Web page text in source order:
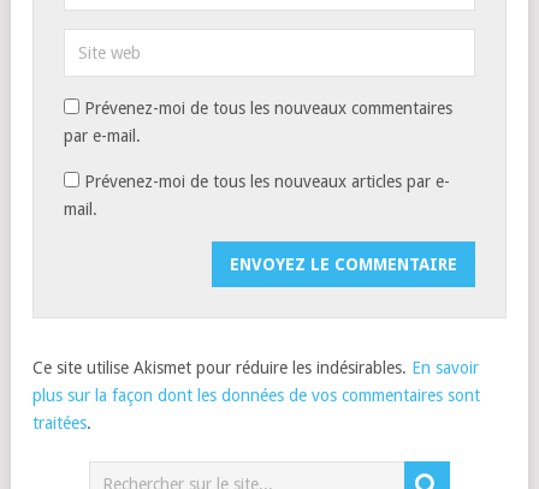
Prévenez-moi de tous les nouveaux commentaires
par e-mail.
Prévenez-moi de tous les nouveaux articles par e-
mail.
Ce site utilise Akismet pour réduire les indésirables. En savoir
plus sur la façon dont les données de vos commentaires sont
traitées.